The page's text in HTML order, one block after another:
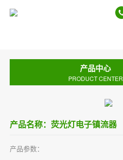
产品中心
PRODUCT CENTER
产品名称：荧光灯电子镇流器
产品参数：